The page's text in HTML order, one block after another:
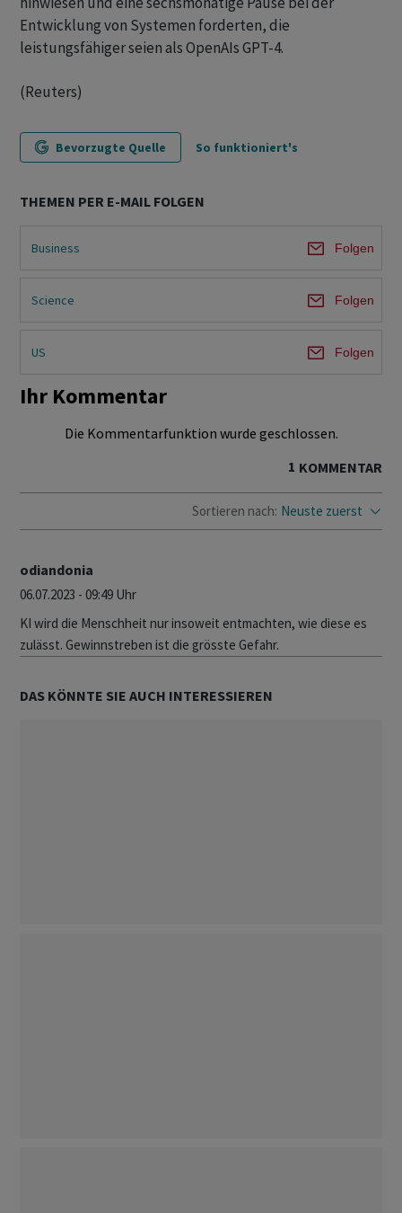
Entwicklung von Systemen forderten, die
leistungsfähiger seien als OpenAIs GPT-4.
(Reuters)
Bevorzugte Quelle So funktioniert's
THEMEN PER E-MAIL FOLGEN
Business Folgen
Science Folgen
US Folgen
Ihr Kommentar
Die Kommentarfunktion wurde geschlossen.
1 KOMMENTAR
Sortieren nach: Neuste zuerst
odiandonia
06.07.2023 - 09:49 Uhr
KI wird die Menschheit nur insoweit entmachten, wie diese es
zulässt. Gewinnstreben ist die grösste Gefahr.
DAS KÖNNTE SIE AUCH INTERESSIEREN